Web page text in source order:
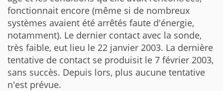
fonctionnait encore (même si de nombreux
systèmes avaient été arrêtés faute d'énergie,
notamment). Le dernier contact avec la sonde,
très faible, eut lieu le 22 janvier 2003. La dernière
tentative de contact se produisit le 7 février 2003,
sans succès. Depuis lors, plus aucune tentative
n'est prévue.